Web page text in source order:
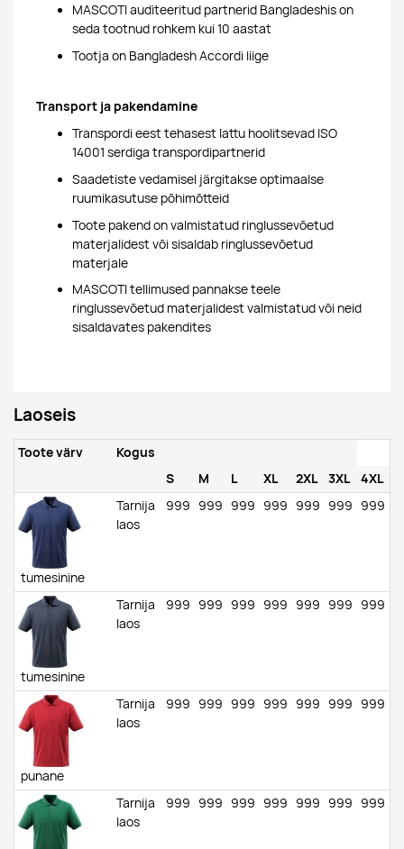
MASCOTI auditeeritud partnerid Bangladeshis on
seda tootnud rohkem kui 10 aastat
Tootja on Bangladesh Accordi liige
Transport ja pakendamine
Transpordi eest tehasest lattu hoolitsevad ISO
14001 serdiga transpordipartnerid
Saadetiste vedamisel järgitakse optimaalse
ruumikasutuse põhimõtteid
Toote pakend on valmistatud ringlussevõetud
materjalidest või sisaldab ringlussevõetud
materjale
MASCOTI tellimused pannakse teele
ringlussevõetud materjalidest valmistatud või neid
sisaldavates pakendites
Laoseis
Toote värv
Kogus
S
M L XL 2XL 3XL 4XL
tumesinine
Tarnija
laos
999 999 999 999 999 999 999
tumesinine
Tarnija
laos
999 999 999 999 999 999 999
punane
Tarnija
laos
999 999 999 999 999 999 999
Tarnija
laos
999 999 999 999 999 999 999